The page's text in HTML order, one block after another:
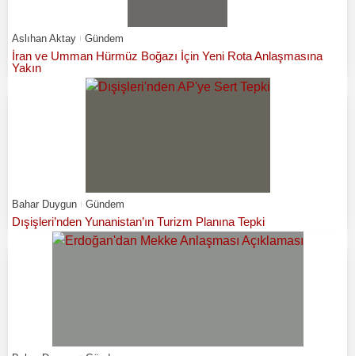
Aslıhan Aktay Gündem
İran ve Umman Hürmüz Boğazı İçin Yeni Rota Anlaşmasına
Yakın
Bahar Duygun Gündem
Dışişleri’nden Yunanistan’ın Turizm Planına Tepki